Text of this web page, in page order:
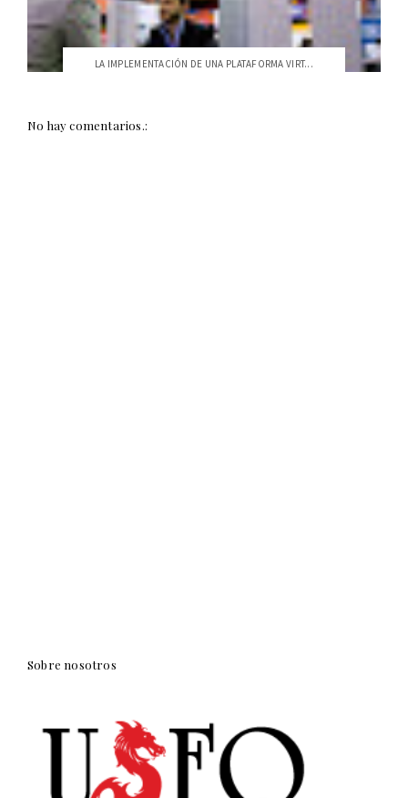
LA IMPLEMENTACIÓN DE UNA PLATAFORMA VIRT...
No hay comentarios.:
Sobre nosotros